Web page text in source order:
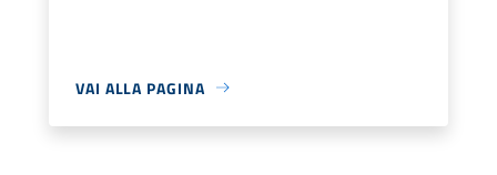
VAI ALLA PAGINA